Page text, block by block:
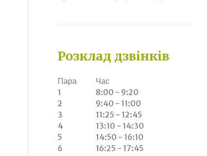
Розклад дзвінків
Пара
Час
1
8:00 - 9:20
2
9:40 - 11:00
3
11:25 - 12:45
4
13:10 - 14:30
5
14:50 - 16:10
6
16:25 - 17:45